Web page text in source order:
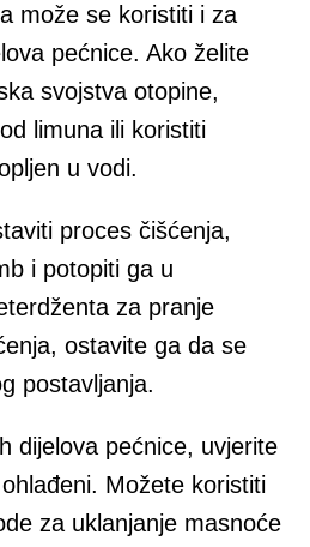
može se koristiti i za
pećnice. Ako želite
svojstva otopine,
limuna ili koristiti
u vodi.
proces čišćenja,
i potopiti ga u
za pranje
ostavite ga da se
postavljanja.
dijelova pećnice, uvjerite
Možete koristiti
za uklanjanje masnoće